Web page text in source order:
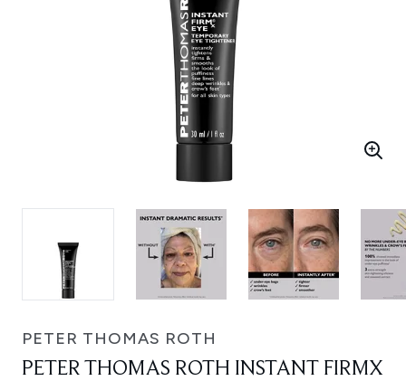
PETER THOMAS ROTH
PETER THOMAS ROTH INSTANT FIRMX